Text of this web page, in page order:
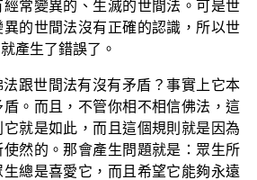
常變異的、生滅的世間法。可是世
的世間法沒有正確的認識，所以世
產生了錯誤了。
跟世間法有沒有矛盾？事實上它本
。而且，不管你相不相信佛法，這
就是如此，而且這個規則就是因為
然的。那會產生問題就是：眾生所
總是喜愛它，而且希望它能夠永遠